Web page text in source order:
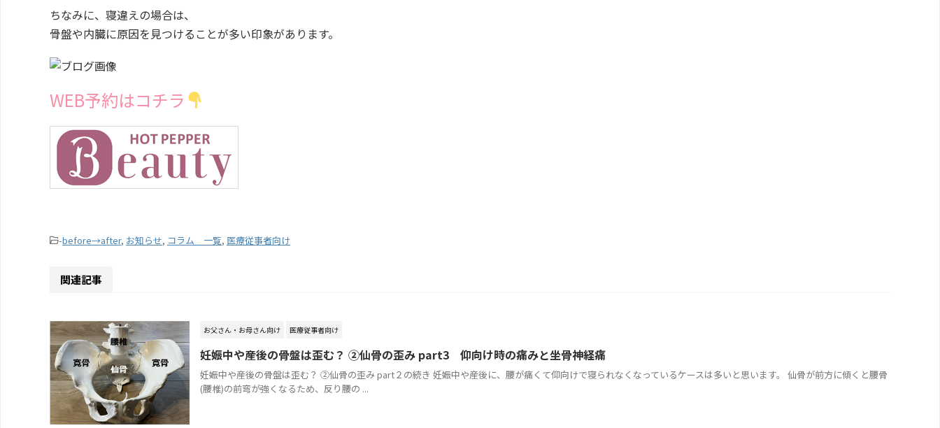
ちなみに、寝違えの場合は、
骨盤や内臓に原因を見つけることが多い印象があります。
WEB予約はコチラ
-before→after, お知らせ, コラム 一覧, 医療従事者向け
関連記事
お父さん・お母さん向け 医療従事者向け
妊娠中や産後の骨盤は歪む？ ②仙骨の歪み part3 仰向け時の痛みと坐骨神経痛
妊娠中や産後の骨盤は歪む？ ②仙骨の歪み part２の続き 妊娠中や産後に、腰が痛くて仰向けで寝られなくなっているケースは多いと思います。 仙骨が前方に傾くと腰骨
(腰椎)の前弯が強くなるため、反り腰の ...